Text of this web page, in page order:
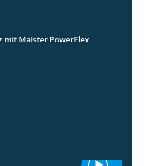
mit Maister PowerFlex